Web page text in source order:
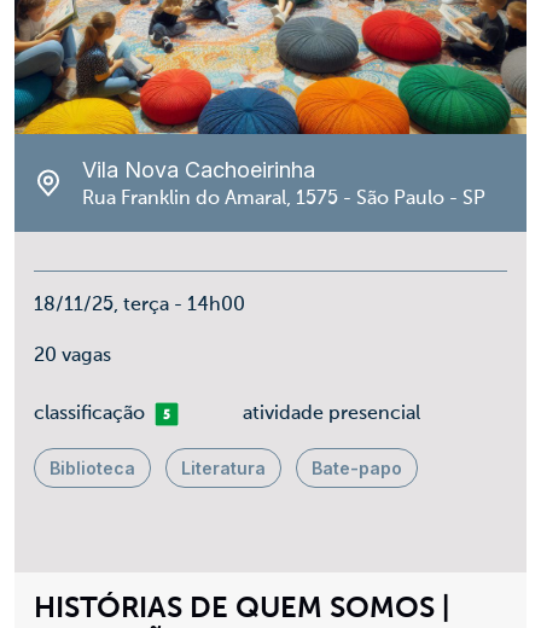
HISTÓRIAS DE QUEM SOMOS |
Vila Nova Cachoeirinha
Rua Franklin do Amaral, 1575 - São Paulo - SP
18/11/25, terça - 14h00
20 vagas
classificaçãomais 05 atividade presencial
Biblioteca Literatura Bate-papo